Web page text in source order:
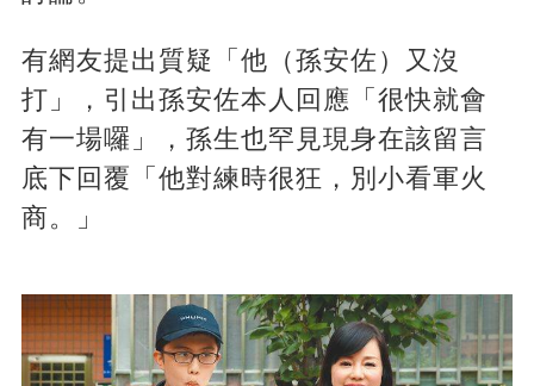
有網友提出質疑「他（孫安佐）又沒
打」，引出孫安佐本人回應「很快就會
有一場囉」，孫生也罕見現身在該留言
底下回覆「他對練時很狂，別小看軍火
商。」